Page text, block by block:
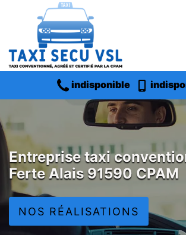
indisponible
Entreprise taxi
Ferte Alais 91590 CPAM
NOS RÉALISATIONS